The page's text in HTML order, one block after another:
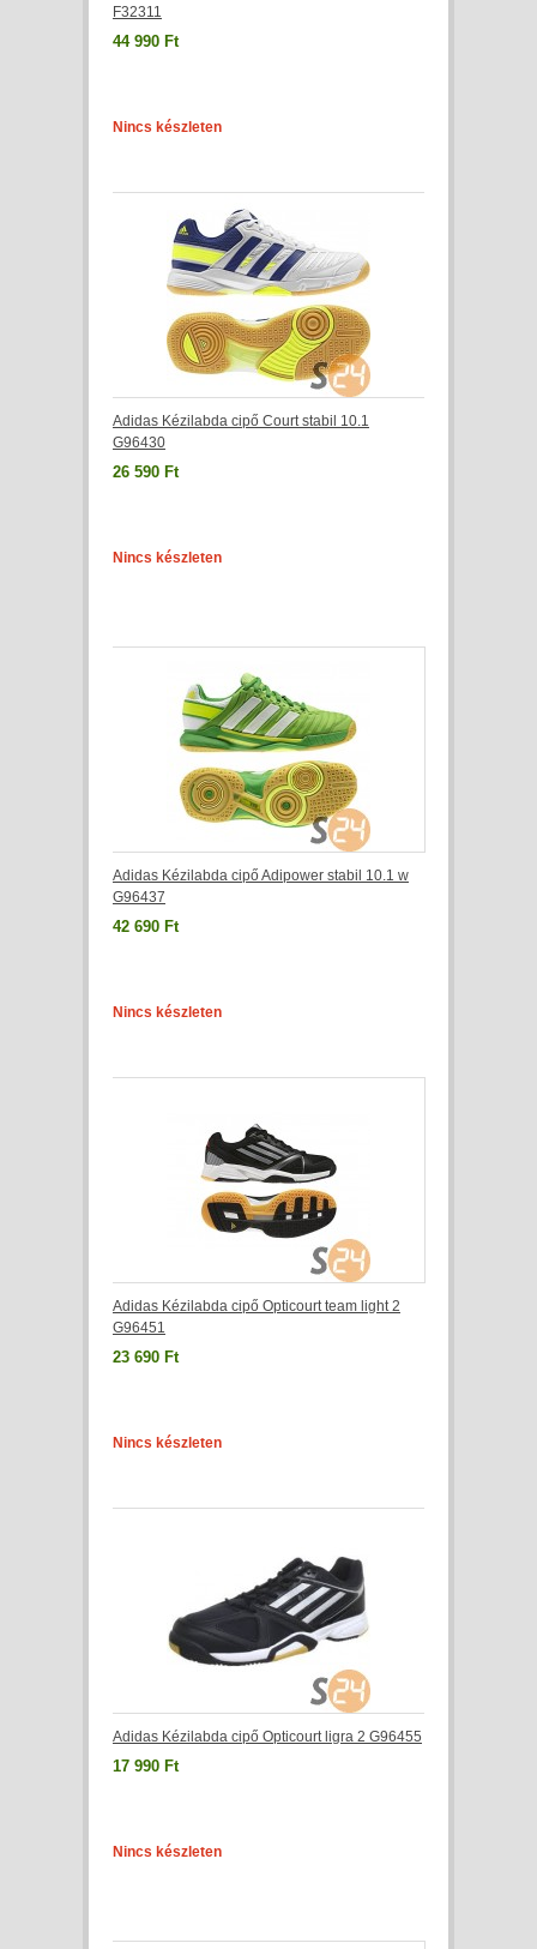
F32311
44 990 Ft
Nincs készleten
Adidas Kézilabda cipő Court stabil 10.1
G96430
26 590 Ft
Nincs készleten
Adidas Kézilabda cipő Adipower stabil 10.1 w
G96437
42 690 Ft
Nincs készleten
Adidas Kézilabda cipő Opticourt team light 2
G96451
23 690 Ft
Nincs készleten
Adidas Kézilabda cipő Opticourt ligra 2 G96455
17 990 Ft
Nincs készleten